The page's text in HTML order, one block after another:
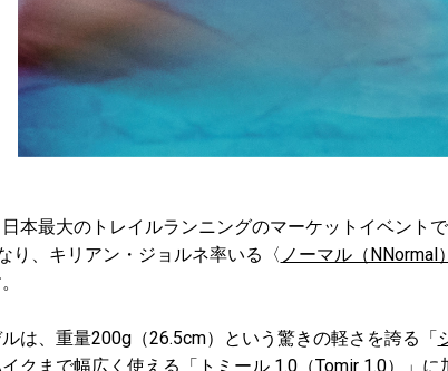
本最大のトレイルランニングのマーケットイベント
り、キリアン・ジョルネ率いる〈 ノーマル（NNormal）
は、重量200g（26.5cm）という驚きの軽さを誇る「
クまで幅広く使える「 トミール 1.0（Tomir 1.0） 」